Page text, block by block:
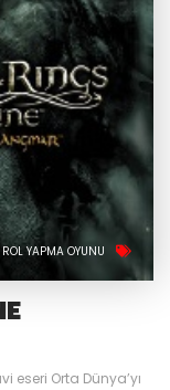
ROL YAPMA OYUNU
eseri Orta Dünya’yı